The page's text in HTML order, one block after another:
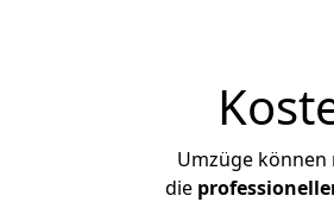
Umzüge
die